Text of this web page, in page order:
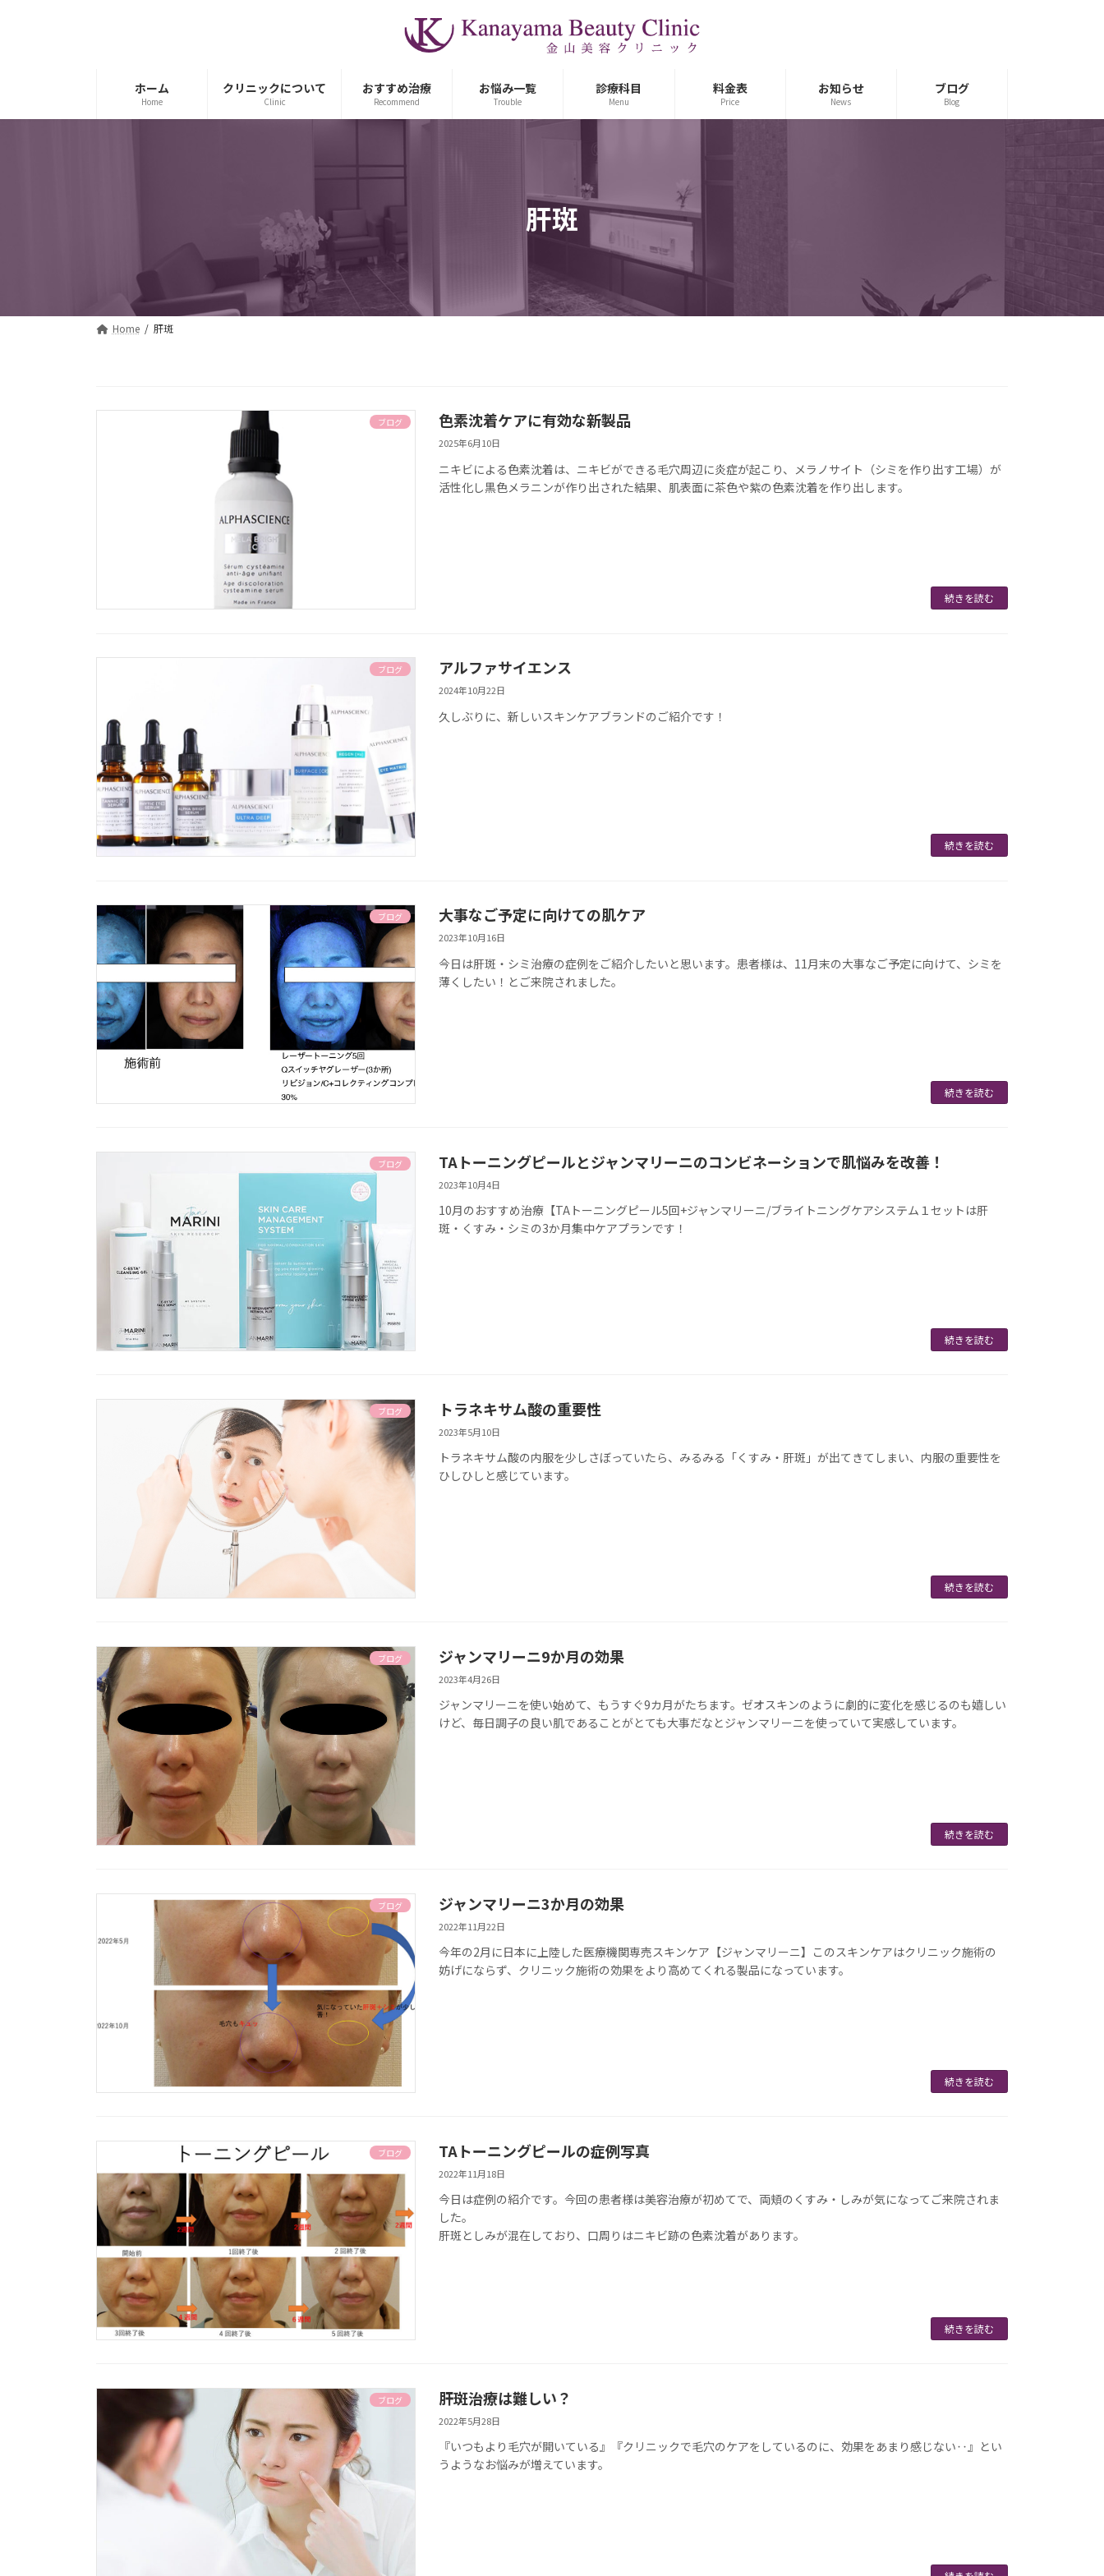
ホーム
Home
クリニックについて
Clinic
おすすめ治療
Recommend
お悩み一覧
Trouble
診療科目
Menu
料金表
Price
お知らせ
News
ブログ
Blog
肝斑
Home 肝斑
ブログ 色素沈着ケアに有効な新製品
2025年6月10日
ニキビによる色素沈着は、ニキビができる毛穴周辺に炎症が起こり、メラノサイト（シミを作り出す工場）が
活性化し黒色メラニンが作り出された結果、肌表面に茶色や紫の色素沈着を作り出します。
続きを読む
ブログ アルファサイエンス
2024年10月22日
久しぶりに、新しいスキンケアブランドのご紹介です！
続きを読む
ブログ 大事なご予定に向けての肌ケア
2023年10月16日
今日は肝斑・シミ治療の症例をご紹介したいと思います。患者様は、11月末の大事なご予定に向けて、シミを
薄くしたい！とご来院されました。
続きを読む
ブログ TAトーニングピールとジャンマリーニのコンビネーションで肌悩みを改善！
2023年10月4日
10月のおすすめ治療【TAトーニングピール5回+ジャンマリーニ/ブライトニングケアシステム１セットは肝
斑・くすみ・シミの3か月集中ケアプランです！
続きを読む
ブログ トラネキサム酸の重要性
2023年5月10日
トラネキサム酸の内服を少しさぼっていたら、みるみる「くすみ・肝斑」が出てきてしまい、内服の重要性を
ひしひしと感じています。
続きを読む
ブログ ジャンマリーニ9か月の効果
2023年4月26日
ジャンマリーニを使い始めて、もうすぐ9カ月がたちます。ゼオスキンのように劇的に変化を感じるのも嬉しい
けど、毎日調子の良い肌であることがとても大事だなとジャンマリーニを使っていて実感しています。
続きを読む
ブログ ジャンマリーニ3か月の効果
2022年11月22日
今年の2月に日本に上陸した医療機関専売スキンケア【ジャンマリーニ】このスキンケアはクリニック施術の
妨げにならず、クリニック施術の効果をより高めてくれる製品になっています。
続きを読む
ブログ TAトーニングピールの症例写真
2022年11月18日
今日は症例の紹介です。今回の患者様は美容治療が初めてで、両頬のくすみ・しみが気になってご来院されま
した。
肝斑としみが混在しており、口周りはニキビ跡の色素沈着があります。
続きを読む
ブログ 肝斑治療は難しい？
2022年5月28日
『いつもより毛穴が開いている』『クリニックで毛穴のケアをしているのに、効果をあまり感じない‥』とい
うようなお悩みが増えています。